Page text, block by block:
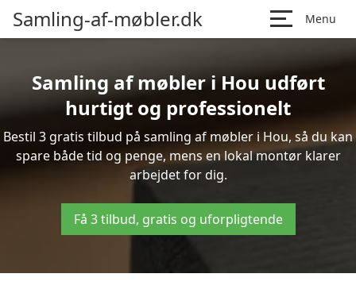
Samling-af-møbler.dk Menu
Samling af møbler i Hou udført
hurtigt og professionelt
Bestil 3 gratis tilbud på samling af møbler i Hou, så du kan
spare både tid og penge, mens en lokal montør klarer
arbejdet for dig.
Få 3 tilbud, gratis og uforpligtende